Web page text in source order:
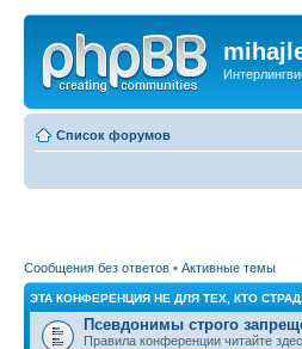
Список форумов
Сообщения без ответов • Активные темы
ЭТА КОНФЕРЕНЦИЯ НЕ ДЛЯ ТЕХ, КТО
Псевдонимы строго
Правила конференции читайте